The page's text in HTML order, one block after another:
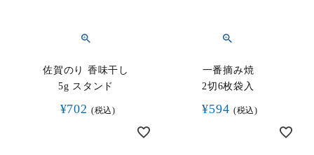
佐賀のり 香味干し
5g スタンド
¥702 税込
一番摘み焼
2切6枚袋入
¥594 税込